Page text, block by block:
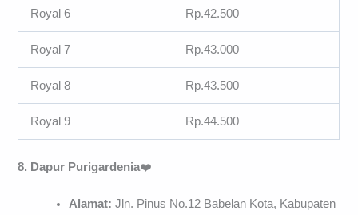
Royal 6 Rp.42.500
Royal 7 Rp.43.000
Royal 8 Rp.43.500
Royal 9 Rp.44.500
8. Dapur Purigardenia❤️
Alamat: Jln. Pinus No.12 Babelan Kota, Kabupaten